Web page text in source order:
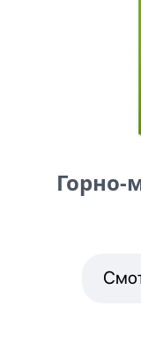
Горно-